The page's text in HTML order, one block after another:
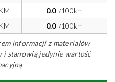
KM 0.0l/100km
0.0l/100km
informacji z materiałów
i stanowią jedynie wartość